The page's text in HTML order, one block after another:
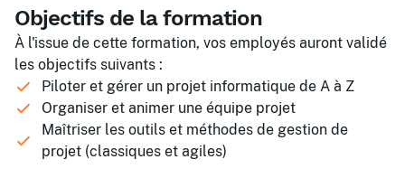
Objectifs de la formation
À l'issue de cette formation, vos employés auront validé
les objectifs suivants :
Piloter et gérer un projet informatique de A à Z
Organiser et animer une équipe projet
Maîtriser les outils et méthodes de gestion de
projet (classiques et agiles)